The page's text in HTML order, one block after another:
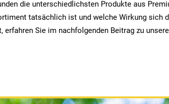
die unterschiedlichsten Produkte aus
tatsächlich ist und welche Wirkung sich
erfahren Sie im nachfolgenden Beitrag zu